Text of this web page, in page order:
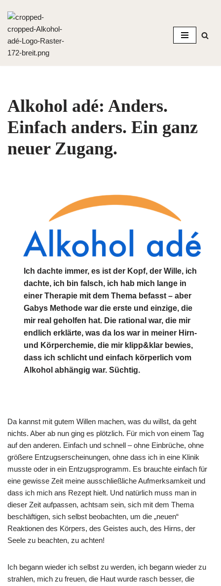
Zum
Inhalt
springen
Alkohol adé: Anders.
Einfach anders. Ein ganz
neuer Zugang.
Ich dachte immer, es ist der Kopf, der Wille, ich
dachte, ich bin falsch, ich hab mich lange in
einer Therapie mit dem Thema befasst – aber
Gabys Methode war die erste und einzige, die
mir real geholfen hat. Die rational war, die mir
endlich erklärte, was da los war in meiner Hirn-
und Körperchemie, die mir klipp&klar bewies,
dass ich schlicht und einfach körperlich vom
Alkohol abhängig war. Süchtig.
Da kannst mit gutem Willen machen, was du willst, da geht
nichts. Aber ab nun ging es plötzlich. Für mich von einem Tag
auf den anderen. Einfach und schnell – ohne Einbrüche, ohne
größere Entzugserscheinungen, ohne dass ich in eine Klinik
musste oder in ein Entzugsprogramm. Es brauchte einfach für
eine gewisse Zeit meine ausschließliche Aufmerksamkeit und
dass ich mich ans Rezept hielt. Und natürlich muss man in
dieser Zeit aufpassen, achtsam sein, sich mit dem Thema
beschäftigen, sich selbst beobachten, um die „neuen“
Reaktionen des Körpers, des Geistes auch, des Hirns, der
Seele zu beachten, zu achten!
Ich begann wieder ich selbst zu werden, ich begann wieder zu
strahlen, mich zu freuen, die Haut wurde rasch besser, die